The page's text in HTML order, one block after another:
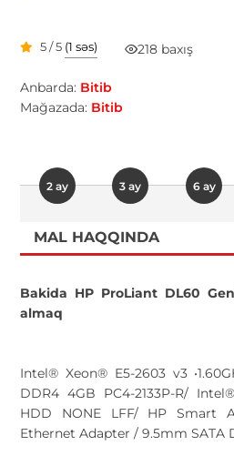
5 / 5 (1 səs) 218 baxış
Anbarda: Bitib
Mağazada: Bitib
2 ay 3 ay 6 ay
MAL HAQQINDA
Bakida HP ProLiant DL60
almaq
Intel® Xeon® E5-2603 v3
DDR4 4GB PC4-2133P-R/
HDD NONE LFF/ HP Smart
Ethernet Adapter / 9.5mm SATA